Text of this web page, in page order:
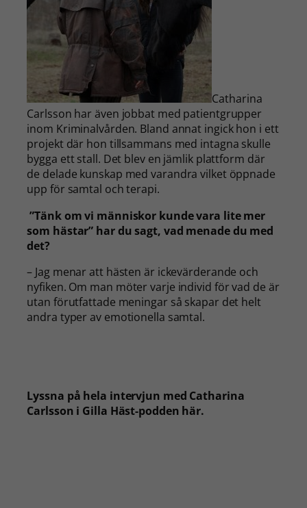
Catharina
Carlsson har även jobbat med patientgrupper
inom Kriminalvården. Bland annat ingick hon i ett
projekt där hon tillsammans med intagna skulle
bygga ett stall. Det blev en jämlik plattform där
de delade kunskap med varandra vilket öppnade
upp för samtal och terapi.
”Tänk om vi människor kunde vara lite mer
som hästar” har du sagt, vad menade du med
det?
– Jag menar att hästen är ickevärderande och
nyfiken. Om man möter varje individ för vad de är
utan förutfattade meningar så skapar det helt
andra typer av emotionella samtal.
Lyssna på hela intervjun med Catharina
Carlsson i Gilla Häst-podden här.